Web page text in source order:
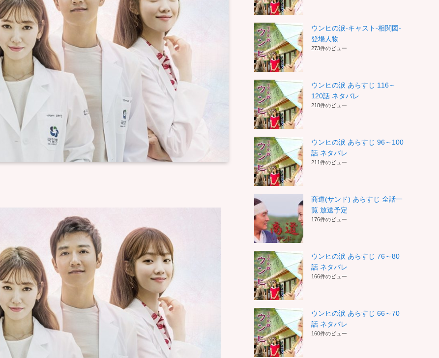
ウンヒの涙-キャスト-相関図-
登場人物
273件のビュー
ウンヒの涙 あらすじ 116～
120話 ネタバレ
218件のビュー
ウンヒの涙 あらすじ 96～100
話 ネタバレ
211件のビュー
商道(サンド) あらすじ 全話一
覧 放送予定
176件のビュー
ウンヒの涙 あらすじ 76～80
話 ネタバレ
166件のビュー
ウンヒの涙 あらすじ 66～70
話 ネタバレ
160件のビュー